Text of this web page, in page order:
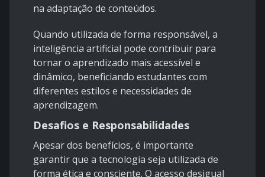
na adaptação de conteúdos.
Quando utilizada de forma responsável, a
inteligência artificial pode contribuir para
tornar o aprendizado mais acessível e
dinâmico, beneficiando estudantes com
diferentes estilos e necessidades de
aprendizagem.
Desafios e Responsabilidades
Apesar dos benefícios, é importante
garantir que a tecnologia seja utilizada de
forma ética e consciente. O acesso desigual